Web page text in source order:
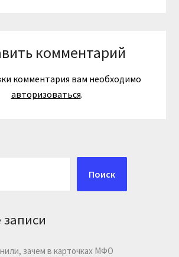
комментарий
комментария вам необходимо
авторизоваться.
Поиск
зачем в карточках МФО